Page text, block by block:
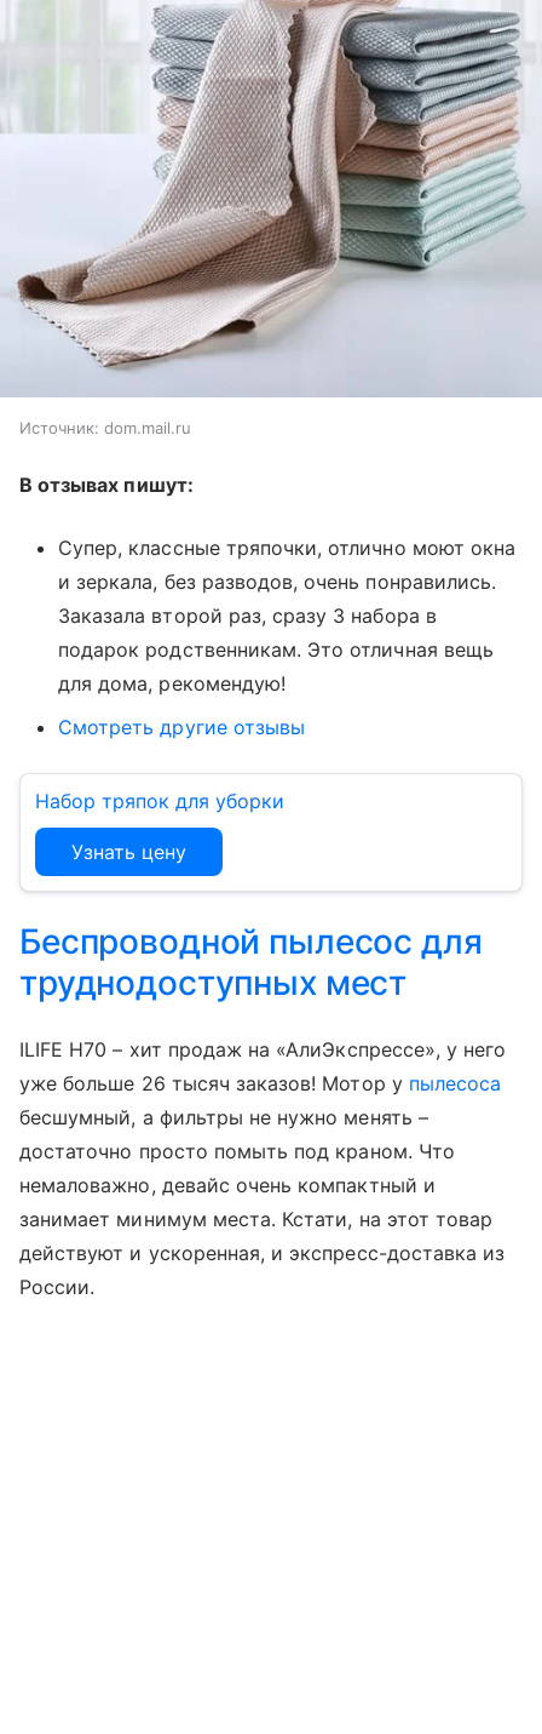
Источник: dom.mail.ru
В отзывах пишут:
Супер, классные тряпочки, отлично моют окна
и зеркала, без разводов, очень понравились.
Заказала второй раз, сразу 3 набора в
подарок родственникам. Это отличная вещь
для дома, рекомендую!
Смотреть другие отзывы
Набор тряпок для уборки
Узнать цену
Беспроводной пылесос для
труднодоступных мест
ILIFE H70 – хит продаж на «АлиЭкспрессе», у него
уже больше 26 тысяч заказов! Мотор у пылесоса
бесшумный, а фильтры не нужно менять –
достаточно просто помыть под краном. Что
немаловажно, девайс очень компактный и
занимает минимум места. Кстати, на этот товар
действуют и ускоренная, и экспресс-доставка из
России.